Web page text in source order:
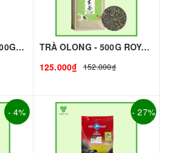
HỒNG TRÀ ĐẬM VỊ 500G - ROYAL I NGUYÊN LIỆU PHA CHẾ - TOBEE FOOD
TRÀ OLONG - 500G ROYAL I NGUYÊN LIỆU PHA CHẾ - TOBEE FOOD
125.000₫
152.000₫
- 4% - 27%